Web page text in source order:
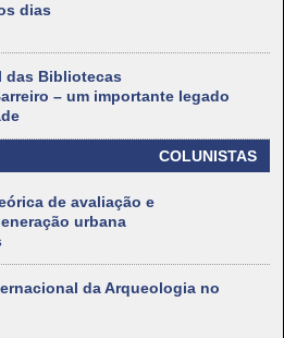
dias
das Bibliotecas
– um importante legado
COLUNISTAS
de avaliação e
urbana
da Arqueologia no